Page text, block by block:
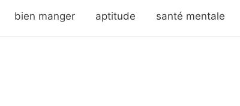
bien manger aptitude santé mentale